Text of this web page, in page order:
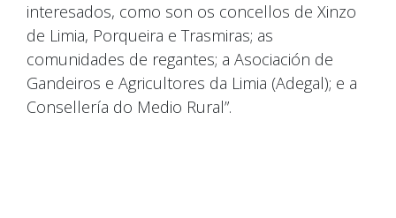
interesados, como son os concellos de Xinzo
de Limia, Porqueira e Trasmiras; as
comunidades de regantes; a Asociación de
Gandeiros e Agricultores da Limia (Adegal); e a
Consellería do Medio Rural”.